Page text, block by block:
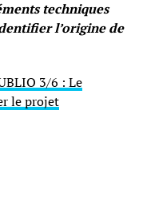
techniques
l’origine de
3/6 : Le
le projet